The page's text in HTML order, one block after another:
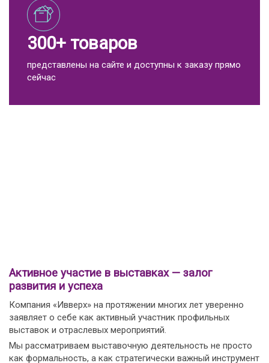
300+ товаров
представлены на сайте и доступны к заказу прямо
сейчас
Активное участие в выставках — залог
развития и успеха
Компания «Ивверх» на протяжении многих лет уверенно
заявляет о себе как активный участник профильных
выставок и отраслевых мероприятий.
Мы рассматриваем выставочную деятельность не просто
как формальность, а как стратегически важный инструмент